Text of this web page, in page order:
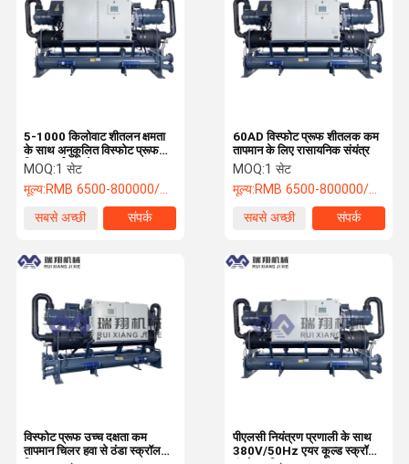
60AD विस्फोट प्रूफ शीतलक कम
तापमान के लिए रासायनिक संयंत्र
MOQ:1 सेट
मूल्य:RMB 6500-800000/PC
सबसे अच्छी
संपर्क
5-1000 किलोवाट शीतलन क्षमता
के साथ अनुकूलित विस्फोट प्रूफ
चिलर पर्यावरण के अनुकूल
MOQ:1 सेट
मूल्य:RMB 6500-800000/PC
सबसे अच्छी
संपर्क
पीएलसी नियंत्रण प्रणाली के साथ
380V/50Hz एयर कूल्ड स्क्रॉल
विस्फोट प्रूफ उच्च दक्षता कम
तापमान चिलर हवा से ठंडा स्क्रॉल